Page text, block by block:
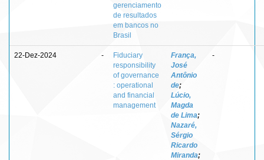
gerenciamento
de resultados
em bancos no
Brasil
22-Dez-2024 -
Fiduciary
responsibility
of governance
: operational
and financial
management
França,
José
Antônio
de;
Lúcio,
Magda
de Lima;
Nazaré,
Sérgio
Ricardo
Miranda;
-